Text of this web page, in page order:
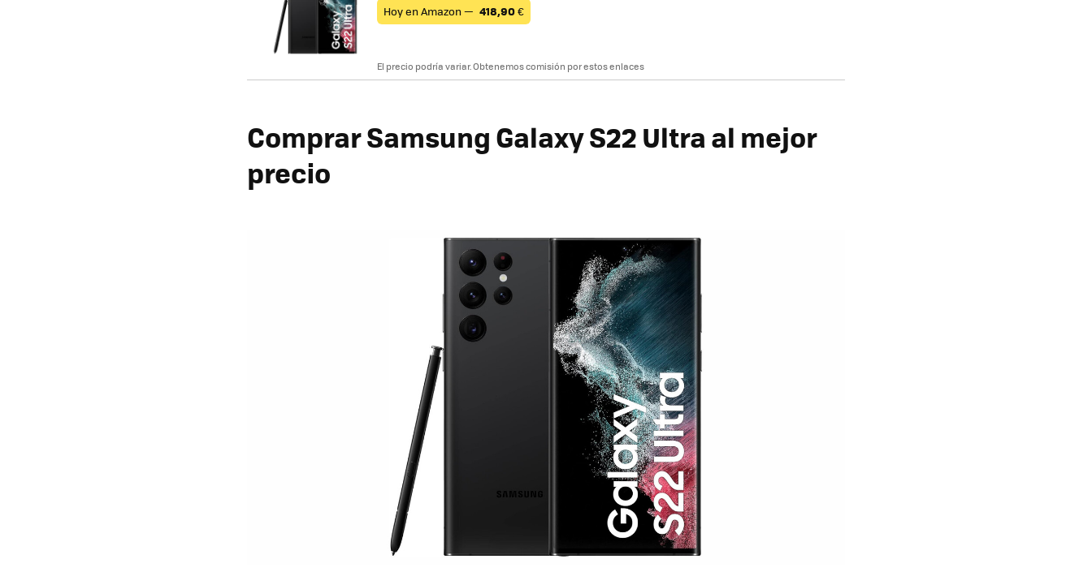
Hoy en Amazon — 418,90€
El precio podría variar. Obtenemos comisión por estos enlaces
Comprar Samsung Galaxy S22 Ultra al mejor
precio